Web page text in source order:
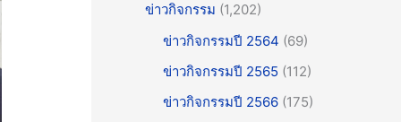
ข่าวกิจกรรม (1,202)
ข่าวกิจกรรมปี 2564 (69)
ข่าวกิจกรรมปี 2565 (112)
ข่าวกิจกรรมปี 2566 (175)